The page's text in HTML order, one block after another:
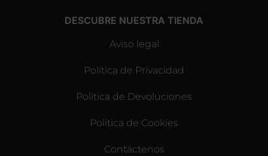
DESCUBRE NUESTRA TIENDA
Aviso legal
Política de Privacidad
Política de Devoluciones
Política de Cookies
Contáctenos